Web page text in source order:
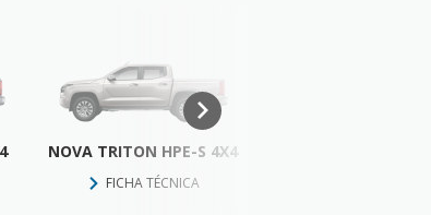
NOVA TRITON HPE-S 4X4
FICHA TÉCNICA